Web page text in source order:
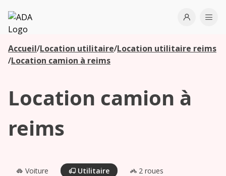
ADA
Open
Accueil/Location utilitaire/Location utilitaire reims
/Location camion à reims
Location camion à
reims
Voiture Utilitaire 2 roues
Les
agences à
Commencez
votre
agences à